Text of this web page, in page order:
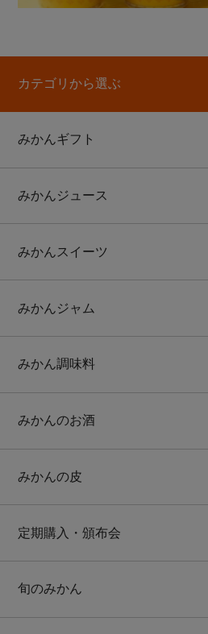
カテゴリから選ぶ
みかんギフト
みかんジュース
みかんスイーツ
みかんジャム
みかん調味料
みかんのお酒
みかんの皮
定期購入・頒布会
旬のみかん